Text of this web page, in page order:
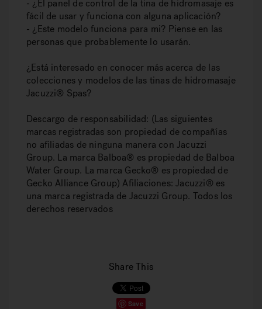
Share This
Save
- ¿El panel de control de la tina de hidromasaje es
fácil de usar y funciona con alguna aplicación?
- ¿Este modelo funciona para mi? Piense en las
personas que probablemente lo usarán.
¿Está interesado en conocer más acerca de las
colecciones y modelos de las tinas de hidromasaje
Jacuzzi® Spas?
Descargo de responsabilidad: (Las siguientes
marcas registradas son propiedad de compañías
no afiliadas de ninguna manera con Jacuzzi
Group. La marca Balboa® es propiedad de Balboa
Water Group. La marca Gecko® es propiedad de
Gecko Alliance Group) Afiliaciones: Jacuzzi® es
una marca registrada de Jacuzzi Group. Todos los
derechos reservados